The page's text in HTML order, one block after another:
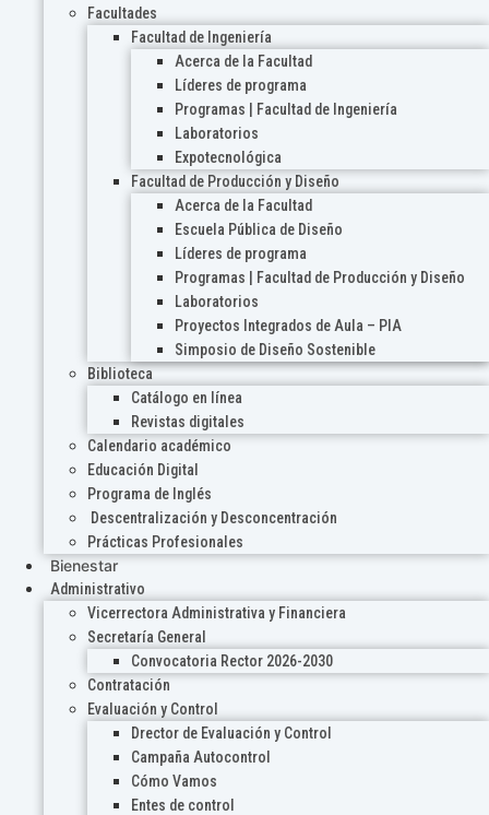
Facultades
Facultad de Ingeniería
Acerca de la Facultad
Líderes de programa
Programas | Facultad de Ingeniería
Laboratorios
Expotecnológica
Facultad de Producción y Diseño
Acerca de la Facultad
Escuela Pública de Diseño
Líderes de programa
Programas | Facultad de Producción y Diseño
Laboratorios
Proyectos Integrados de Aula – PIA
Simposio de Diseño Sostenible
Biblioteca
Catálogo en línea
Revistas digitales
Calendario académico
Educación Digital
Programa de Inglés
Descentralización y Desconcentración
Prácticas Profesionales
Bienestar
Administrativo
Vicerrectora Administrativa y Financiera
Secretaría General
Convocatoria Rector 2026-2030
Contratación
Evaluación y Control
Drector de Evaluación y Control
Campaña Autocontrol
Cómo Vamos
Entes de control